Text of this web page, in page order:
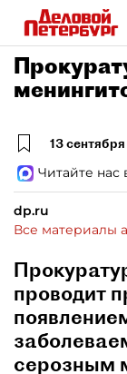
13
Читайте нас
dp.ru
Все материалы
проводит
серозным